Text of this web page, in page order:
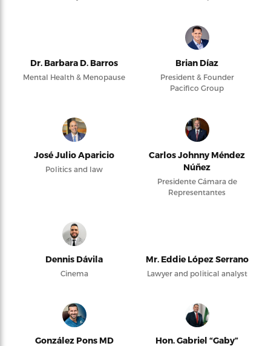
Dr. Barbara D. Barros
Mental Health & Menopause
Brian Díaz
President & Founder
Pacifico Group
José Julio Aparicio
Politics and law
Carlos Johnny Méndez
Núñez
Presidente Cámara de
Representantes
Dennis Dávila
Cinema
Mr. Eddie López Serrano
Lawyer and political analyst
González Pons MD
Hon. Gabriel “Gaby”